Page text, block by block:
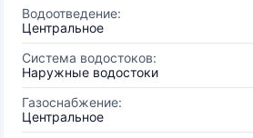
Водоотведение:
Центральное
Система водостоков:
Наружные водостоки
Газоснабжение:
Центральное